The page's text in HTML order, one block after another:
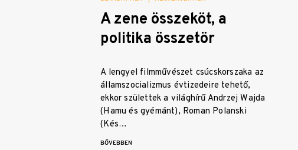
A zene összeköt, a
politika összetör
A lengyel filmművészet csúcskorszaka az
államszocializmus évtizedeire tehető,
ekkor születtek a világhírű Andrzej Wajda
(Hamu és gyémánt), Roman Polanski
(Kés…
BŐVEBBEN